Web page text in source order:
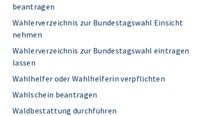
beantragen
Wählerverzeichnis zur Bundestagswahl Einsicht
nehmen
Wählerverzeichnis zur Bundestagswahl eintragen
lassen
Wahlhelfer oder Wahlhelferin verpflichten
Wahlschein beantragen
Waldbestattung durchführen